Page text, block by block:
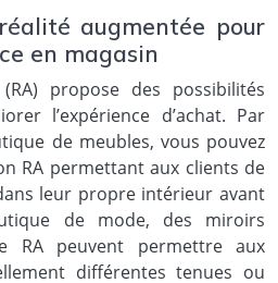
augmentée pour
en magasin
propose des possibilités
l’expérience d’achat. Par
de meubles, vous pouvez
RA permettant aux clients de
leur propre intérieur avant
de mode, des miroirs
RA peuvent permettre aux
différentes tenues ou